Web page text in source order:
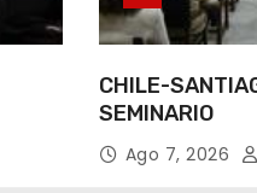
CHILE-
SEMINARIO
Ago 7, 2026